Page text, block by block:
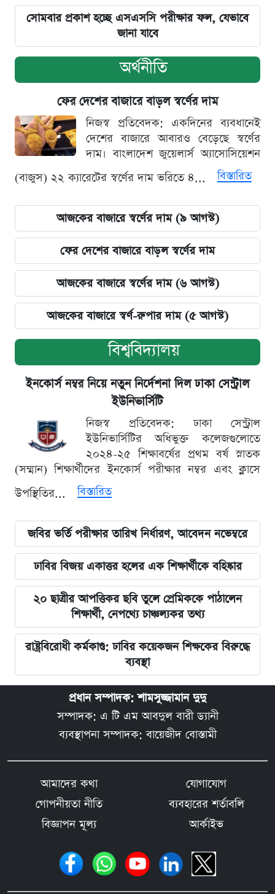
সোমবার প্রকাশ হচ্ছে এসএসসি পরীক্ষার ফল, যেভাবে
জানা যাবে
অর্থনীতি
ফের দেশের বাজারে বাড়ল স্বর্ণের দাম
নিজস্ব প্রতিবেদক: একদিনের ব্যবধানেই
দেশের বাজারে আবারও বেড়েছে স্বর্ণের
দাম। বাংলাদেশ জুয়েলার্স অ্যাসোসিয়েশন
(বাজুস) ২২ ক্যারেটের স্বর্ণের দাম ভরিতে ৪...
বিস্তারিত
আজকের বাজারে স্বর্ণের দাম (৯ আগস্ট)
ফের দেশের বাজারে বাড়ল স্বর্ণের দাম
আজকের বাজারে স্বর্ণের দাম (৬ আগস্ট)
আজকের বাজারে স্বর্ণ-রুপার দাম (৫ আগস্ট)
বিশ্ববিদ্যালয়
ইনকোর্স নম্বর নিয়ে নতুন নির্দেশনা দিল ঢাকা সেন্ট্রাল
ইউনিভার্সিটি
নিজস্ব প্রতিবেদক: ঢাকা সেন্ট্রাল
ইউনিভার্সিটির অধিভুক্ত কলেজগুলোতে
২০২৪-২৫ শিক্ষাবর্ষের প্রথম বর্ষ স্নাতক
(সম্মান) শিক্ষার্থীদের ইনকোর্স পরীক্ষার নম্বর এবং ক্লাসে
উপস্থিতির...
বিস্তারিত
জবির ভর্তি পরীক্ষার তারিখ নির্ধারণ, আবেদন নভেম্বরে
ঢাবির বিজয় একাত্তর হলের এক শিক্ষার্থীকে বহিষ্কার
২০ ছাত্রীর আপত্তিকর ছবি তুলে প্রেমিককে পাঠালেন
শিক্ষার্থী, নেপথ্যে চাঞ্চল্যকর তথ্য
রাষ্ট্রবিরোধী কর্মকাণ্ড: ঢাবির কয়েকজন শিক্ষকের বিরুদ্ধে
ব্যবস্থা
প্রধান সম্পাদক: শামসুজ্জামান দুদু
সম্পাদক: এ টি এম আবদুল বারী ড্যানী
ব্যবস্থাপনা সম্পাদক: বায়েজীদ বোস্তামী
আমাদের কথা
যোগাযোগ
গোপনীয়তা নীতি
ব্যবহারের শর্তাবলি
বিজ্ঞাপন মূল্য
আর্কাইভ